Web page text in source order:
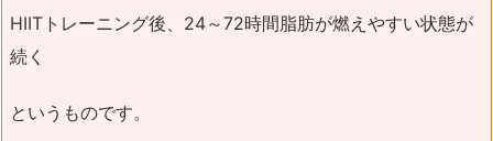
HIITトレーニング後、24～72時間脂肪が燃えやすい状態が
続く
というものです。